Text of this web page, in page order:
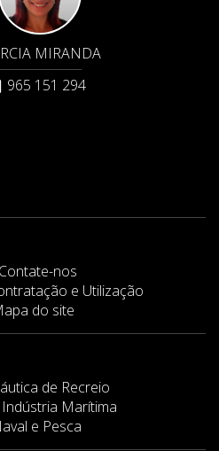
MIRANDA
965 151 294
Contate-nos
e Utilização
do site
de Recreio
Indústria Marítima
e Pesca